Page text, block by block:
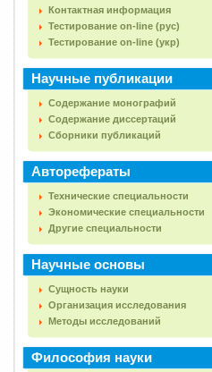
Контактная информация
Тестирование on-line (рус)
Тестирование on-line (укр)
Научные публикации
Содержание монографий
Содержание диссертаций
Сборники публикаций
Авторефераты
Технические специальности
Экономические специальности
Другие специальности
Научные основы
Сущность науки
Организация исследования
Методы исследований
Философия науки